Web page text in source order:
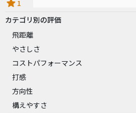
star 1
カテゴリ別の評価
飛距離
やさしさ
コストパフォーマンス
打感
方向性
構えやすさ